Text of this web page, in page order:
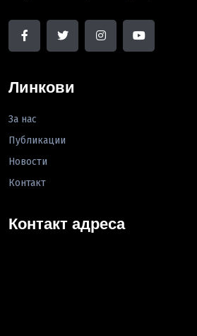
Линкови
За нас
Публикации
Новости
Контакт
Контакт адреса